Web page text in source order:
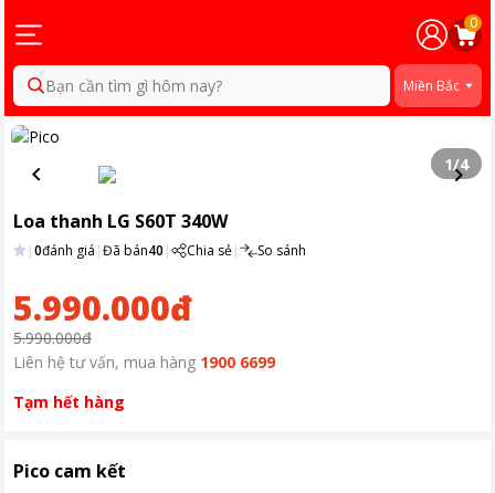
0
Bạn cần tìm gì hôm nay? Miền Bắc
1/4
Loa thanh LG S60T 340W
|0đánh giá |Đã bán40 | Chia sẻ| So sánh
5.990.000đ
5.990.000đ
Liên hệ tư vấn, mua hàng 1900 6699
Tạm hết hàng
Pico cam kết